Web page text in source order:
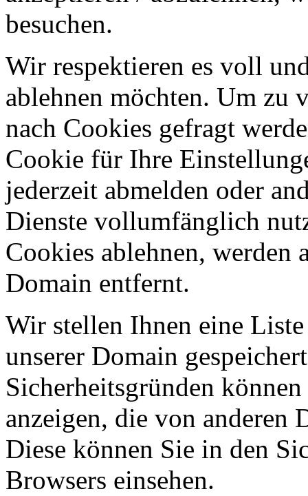
besuchen.
Wir respektieren es voll
ablehnen möchten. Um zu
nach Cookies gefragt
Cookie für Ihre
jederzeit abmelden oder
Dienste vollumfänglich
Cookies ablehnen, werden
Domain entfernt.
Wir stellen Ihnen eine
unserer Domain
Sicherheitsgründen
anzeigen, die von anderen
Diese können Sie in den
Browsers einsehen.